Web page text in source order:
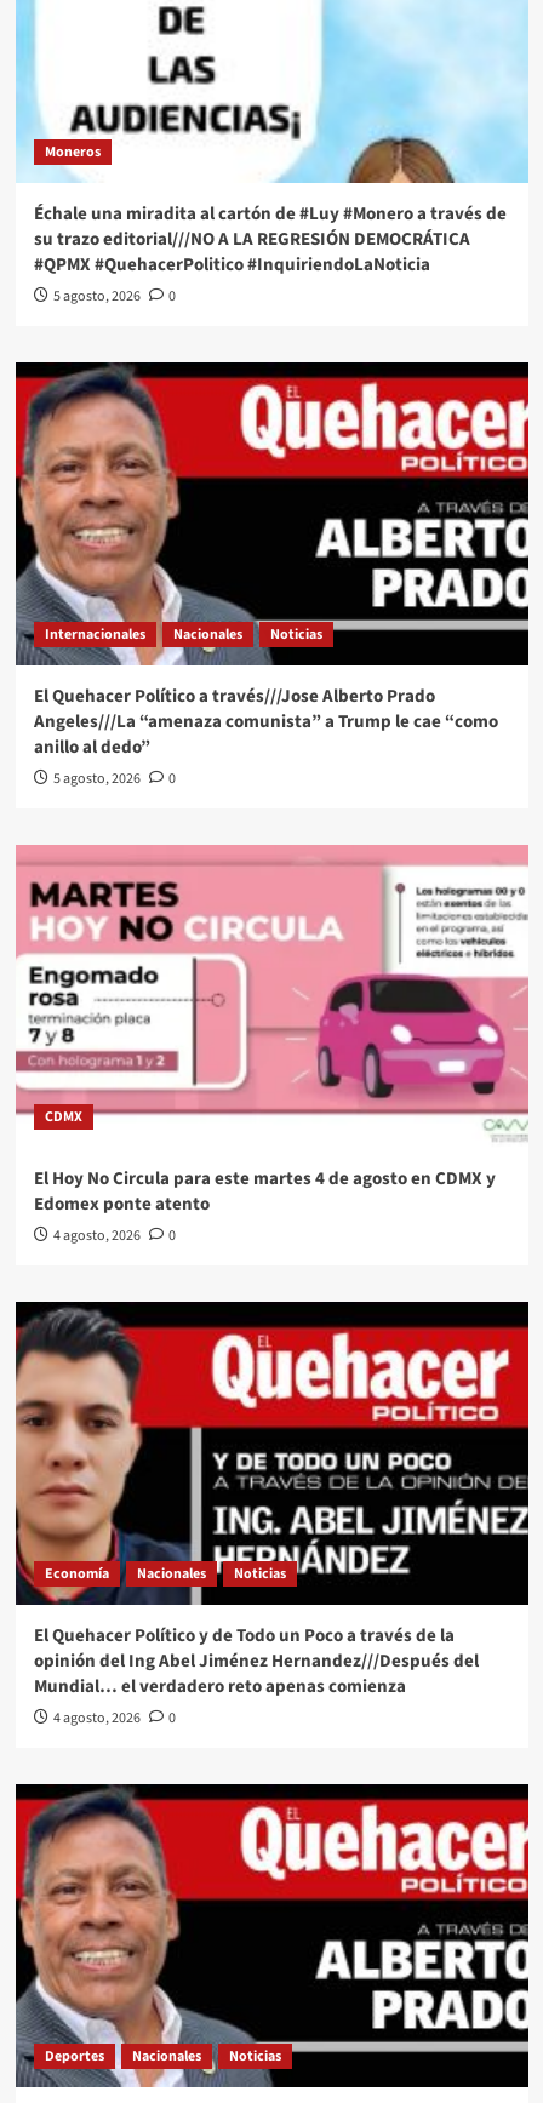
Moneros
Échale una miradita al cartón de #Luy #Monero a través de
su trazo editorial///NO A LA REGRESIÓN DEMOCRÁTICA
#QPMX #QuehacerPolitico #InquiriendoLaNoticia
5 agosto, 2026 0
Internacionales Nacionales Noticias
El Quehacer Político a través///Jose Alberto Prado
Angeles///La “amenaza comunista” a Trump le cae “como
anillo al dedo”
5 agosto, 2026 0
CDMX
El Hoy No Circula para este martes 4 de agosto en CDMX y
Edomex ponte atento
4 agosto, 2026 0
Economía Nacionales Noticias
El Quehacer Político y de Todo un Poco a través de la
opinión del Ing Abel Jiménez Hernandez///Después del
Mundial… el verdadero reto apenas comienza
4 agosto, 2026 0
Deportes Nacionales Noticias